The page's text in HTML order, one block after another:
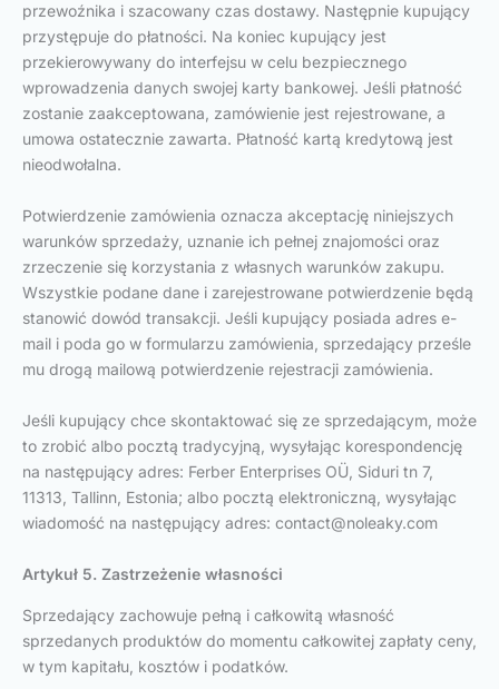
przewoźnika i szacowany czas dostawy. Następnie kupujący
przystępuje do płatności. Na koniec kupujący jest
przekierowywany do interfejsu w celu bezpiecznego
wprowadzenia danych swojej karty bankowej. Jeśli płatność
zostanie zaakceptowana, zamówienie jest rejestrowane, a
umowa ostatecznie zawarta. Płatność kartą kredytową jest
nieodwołalna.
Potwierdzenie zamówienia oznacza akceptację niniejszych
warunków sprzedaży, uznanie ich pełnej znajomości oraz
zrzeczenie się korzystania z własnych warunków zakupu.
Wszystkie podane dane i zarejestrowane potwierdzenie będą
stanowić dowód transakcji. Jeśli kupujący posiada adres e-
mail i poda go w formularzu zamówienia, sprzedający prześle
mu drogą mailową potwierdzenie rejestracji zamówienia.
Jeśli kupujący chce skontaktować się ze sprzedającym, może
to zrobić albo pocztą tradycyjną, wysyłając korespondencję
na następujący adres: Ferber Enterprises OÜ, Siduri tn 7,
11313, Tallinn, Estonia; albo pocztą elektroniczną, wysyłając
wiadomość na następujący adres: contact@noleaky.com
Artykuł 5. Zastrzeżenie własności
Sprzedający zachowuje pełną i całkowitą własność
sprzedanych produktów do momentu całkowitej zapłaty ceny,
w tym kapitału, kosztów i podatków.